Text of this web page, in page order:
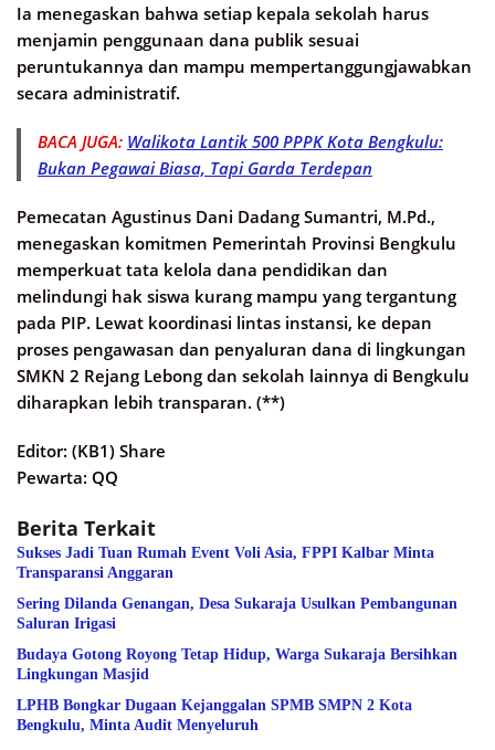
Ia menegaskan bahwa setiap kepala sekolah harus
menjamin penggunaan dana publik sesuai
peruntukannya dan mampu mempertanggungjawabkan
secara administratif.
BACA JUGA: Walikota Lantik 500 PPPK Kota Bengkulu:
Bukan Pegawai Biasa, Tapi Garda Terdepan
Pemecatan Agustinus Dani Dadang Sumantri, M.Pd.,
menegaskan komitmen Pemerintah Provinsi Bengkulu
memperkuat tata kelola dana pendidikan dan
melindungi hak siswa kurang mampu yang tergantung
pada PIP. Lewat koordinasi lintas instansi, ke depan
proses pengawasan dan penyaluran dana di lingkungan
SMKN 2 Rejang Lebong dan sekolah lainnya di Bengkulu
diharapkan lebih transparan. (**)
Editor: (KB1) Share
Pewarta: QQ
Berita Terkait
Sukses Jadi Tuan Rumah Event Voli Asia, FPPI Kalbar Minta
Transparansi Anggaran
Sering Dilanda Genangan, Desa Sukaraja Usulkan Pembangunan
Saluran Irigasi
Budaya Gotong Royong Tetap Hidup, Warga Sukaraja Bersihkan
Lingkungan Masjid
LPHB Bongkar Dugaan Kejanggalan SPMB SMPN 2 Kota
Bengkulu, Minta Audit Menyeluruh